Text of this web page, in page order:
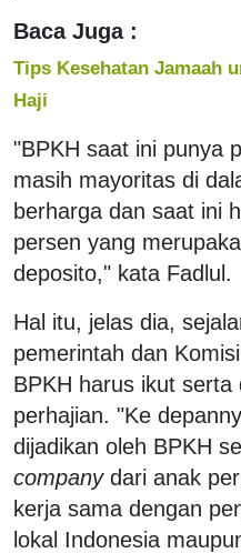
Baca Juga :
Tips Kesehatan Jamaah
Haji
"BPKH saat ini punya
masih mayoritas di
berharga dan saat ini
persen yang
deposito," kata Fadlul.
Hal itu, jelas dia,
pemerintah dan
BPKH harus ikut serta
perhajian. "Ke
dijadikan oleh BPKH
companydari anak
kerja sama dengan
lokal Indonesia